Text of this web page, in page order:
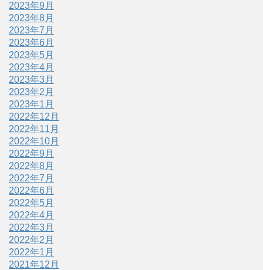
2023年9月
2023年8月
2023年7月
2023年6月
2023年5月
2023年4月
2023年3月
2023年2月
2023年1月
2022年12月
2022年11月
2022年10月
2022年9月
2022年8月
2022年7月
2022年6月
2022年5月
2022年4月
2022年3月
2022年2月
2022年1月
2021年12月